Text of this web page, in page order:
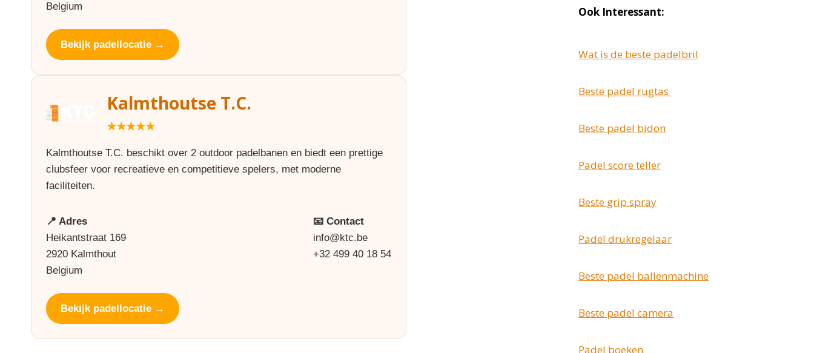
Belgium
Bekijk padellocatie →
Kalmthoutse T.C.
★★★★★
Kalmthoutse T.C. beschikt over 2 outdoor padelbanen en biedt een prettige
clubsfeer voor recreatieve en competitieve spelers, met moderne
faciliteiten.
📍 Adres
Heikantstraat 169
2920 Kalmthout
Belgium
📧 Contact
info@ktc.be
+32 499 40 18 54
Bekijk padellocatie →
Ook Interessant:
Wat is de beste padelbril
Beste padel rugtas
Beste padel bidon
Padel score teller
Beste grip spray
Padel drukregelaar
Beste padel ballenmachine
Beste padel camera
Padel boeken